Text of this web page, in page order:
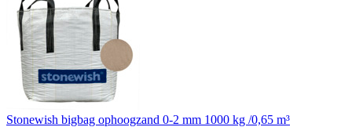
Stonewish bigbag ophoogzand 0-2 mm 1000 kg /0,65 m³